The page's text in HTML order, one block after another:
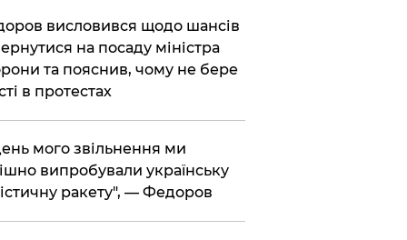
висловився щодо шансів
на посаду міністра
та пояснив, чому не бере
в протестах
мого звільнення ми
випробували українську
ракету", — Федоров